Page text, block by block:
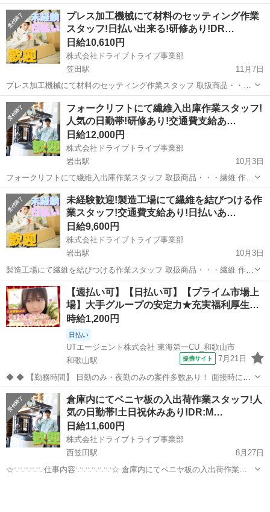
年齢層 ・・・20～55くらいの方が活躍中 勤務時間・・・8:25～
17:15/16:25～1:15/0:25～9:15※2か月毎の交代制 ◆すぐに面...
和歌山 伊都郡 笠田駅 倉庫 スタッフ
プレス加工機械にて材料のセッティング作業
スタッフ!日払い出来る!研修あり!DR…
日給10,610円
株式会社ドライブトライブ事業部
笠田駅
11月7日
プレス加工機械にて材料のセッティング作業スタッフ 取扱商品・・・
部品 年齢層 ・・・20～55くらいの方が活躍中 勤務時間・・・8:25～
17:15/16:25～1:15/0:25～9:15※2か月毎の交代制 ◆すぐ...
和歌山 伊都郡 笠田駅 倉庫 スタッフ
フォークリフトにて繊維入出庫作業スタッフ!
人気の日勤帯!研修あり!交通費支給あ…
日給12,000円
株式会社ドライブトライブ事業部
岩出駅
10月3日
フォークリフトにて繊維入出庫作業スタッフ 取扱商品・・・繊維 作業
場所・・・製造工場 年齢層 ・・・20～55くらいまでの方が活躍中
勤務時間・・・8:00～17:00 ◆すぐに面接出来る!履歴書持参!◆ ※定
年...
和歌山 岩出市 岩出駅 倉庫 スタッフ
未経験歓迎!製造工場にて繊維を結びつける作
業スタッフ!交通費支給あり!日払いあ…
日給9,600円
株式会社ドライブトライブ事業部
岩出駅
10月3日
製造工場にて繊維を結びつける作業スタッフ 取扱商品・・・繊維 作業
場所・・・製造工場 年齢層 ・・・20～53くらいまでの方が活躍中
勤務時間・・・8:00～17:00 ◆すぐに面接出来る!履歴書持参!◆ ※定
年...
和歌山 岩出市 岩出駅 倉庫 製造工場
【週払い可】【日払い可】【プライム市場上
場】大手グループの安定力★充実福利厚生…
時給1,200円
日払い
UTエージェント株式会社 東海第一CU_和歌山市
和歌山駅
提携サイト 7月21日
◆ ◆ 【勤務時間】 日勤のみ・夜勤のみの案件多数あり！ 面接時にご
相談ください◎ 【応募資格】 ◆未経験OK ◆資格・学歴不問 ◆倉庫内
作業の経験がある方歓迎 ◎若手～ミドル、中高年の男女活躍中！ 《履
歴書不要☆...
和歌山 和歌山市 和歌山駅 倉庫
倉庫内にてベニヤ板の入出荷作業スタッフ!人
気の日勤帯!土日祝休みあり!DR:M…
日給11,600円
株式会社ドライブトライブ事業部
西笠田駅
8月27日
☆∵∵∵∵∵仕事内容∵∵∵∵∵∵☆ 倉庫内にてベニヤ板の入出荷作業ス